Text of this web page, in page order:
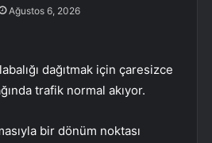
Ağustos 6, 2026
dağıtmak için çaresizce
trafik normal akıyor.
bir dönüm noktası